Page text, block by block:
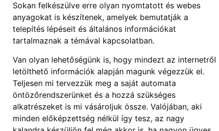
Sokan felkészülve erre olyan nyomtatott és webes
anyagokat is készítenek, amelyek bemutatják a
telepítés lépéseit és általános információkat
tartalmaznak a témával kapcsolatban.
Van olyan lehetőségünk is, hogy mindezt az internetről
letölthető információk alapján magunk végezzük el.
Teljesen mi tervezzük meg a saját automata
öntözőrendszerünket és a hozzá szükséges
alkatrészeket is mi vásároljuk össze. Valójában, aki
minden előképzettség nélkül így tesz, az nagy